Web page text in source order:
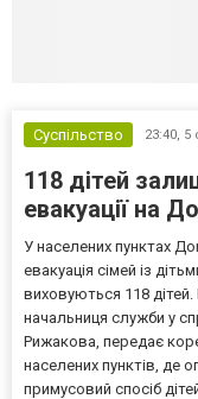
Суспільство 23:40, 5
118 дітей
евакуації на
У населених пунктах
евакуація сімей із
виховуються 118
начальниця служби у
Рижакова, передає
населених пунктів, де
примусовий спосіб